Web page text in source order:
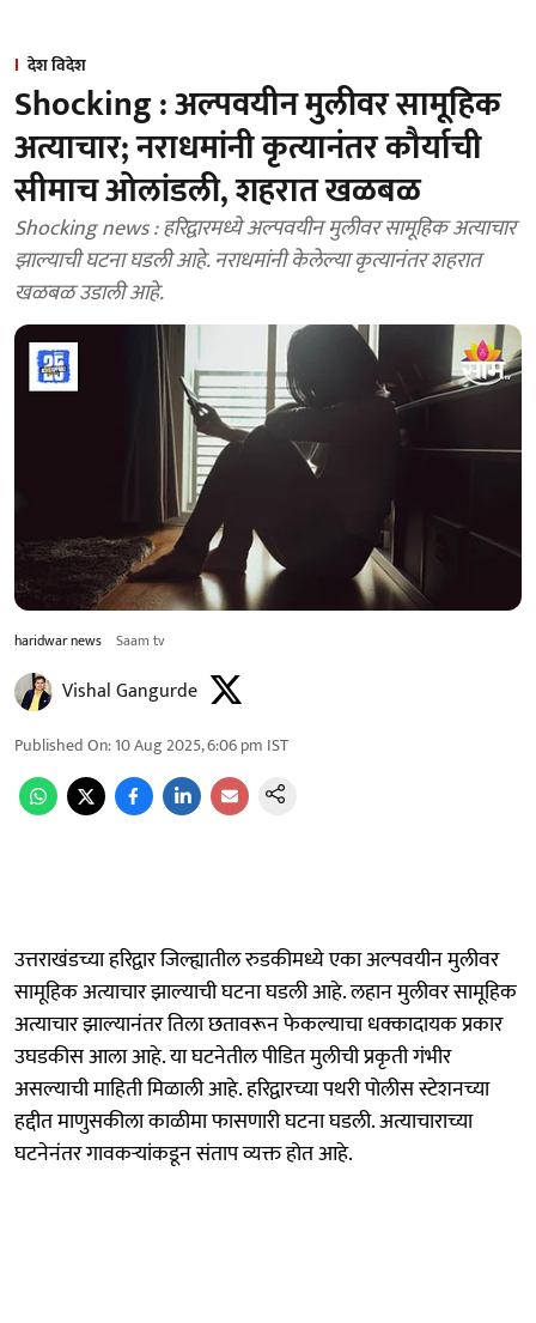
देश विदेश
Shocking : अल्पवयीन मुलीवर सामूहिक
अत्याचार; नराधमांनी कृत्यानंतर कौर्याची
सीमाच ओलांडली, शहरात खळबळ
Shocking news : हरिद्वारमध्ये अल्पवयीन मुलीवर सामूहिक अत्याचार
झाल्याची घटना घडली आहे. नराधमांनी केलेल्या कृत्यानंतर शहरात
खळबळ उडाली आहे.
haridwar news Saam tv
Vishal Gangurde
Published On:10 Aug 2025, 6:06 pm IST
उत्तराखंडच्या हरिद्वार जिल्ह्यातील रुडकीमध्ये एका अल्पवयीन मुलीवर
सामूहिक अत्याचार झाल्याची घटना घडली आहे. लहान मुलीवर सामूहिक
अत्याचार झाल्यानंतर तिला छतावरून फेकल्याचा धक्कादायक प्रकार
उघडकीस आला आहे. या घटनेतील पीडित मुलीची प्रकृती गंभीर
असल्याची माहिती मिळाली आहे. हरिद्वारच्या पथरी पोलीस स्टेशनच्या
हद्दीत माणुसकीला काळीमा फासणारी घटना घडली. अत्याचाराच्या
घटनेनंतर गावकऱ्यांकडून संताप व्यक्त होत आहे.